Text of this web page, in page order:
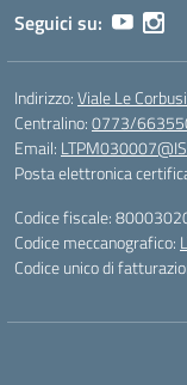
Seguici su:
Indirizzo:Viale Le
Centralino:0773/
Email:
Posta elettronica
Codice fiscale:
Codice meccanografico:
Codice unico di